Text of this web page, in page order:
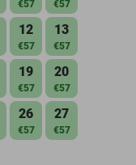
€57 €57
12
€57
13
€57
19
€57
20
€57
26
€57
27
€57